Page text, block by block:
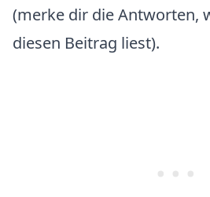
(merke dir die Antworten,
diesen Beitrag liest).